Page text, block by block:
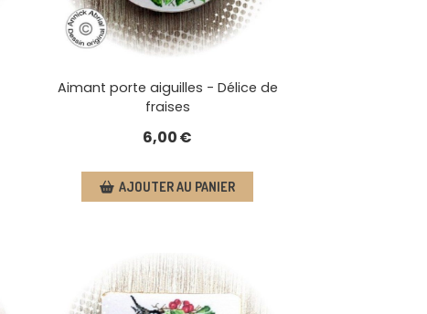
Aimant porte aiguilles - Délice de
fraises
6,00€
AJOUTER AU PANIER